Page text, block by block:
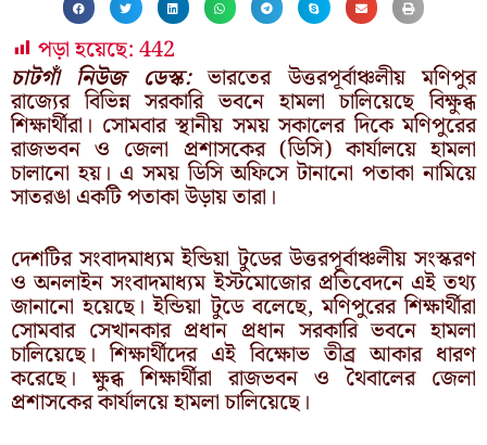
পড়া হয়েছে:442
চাটগাঁ নিউজ ডেস্ক:ভারতের উত্তরপূর্বাঞ্চলীয় মণিপুর
রাজ্যের বিভিন্ন সরকারি ভবনে হামলা চালিয়েছে বিক্ষুব্ধ
শিক্ষার্থীরা। সোমবার স্থানীয় সময় সকালের দিকে মণিপুরের
রাজভবন ও জেলা প্রশাসকের (ডিসি) কার্যালয়ে হামলা
চালানো হয়। এ সময় ডিসি অফিসে টানানো পতাকা নামিয়ে
সাতরঙা একটি পতাকা উড়ায় তারা।
দেশটির সংবাদমাধ্যম ইন্ডিয়া টুডের উত্তরপূর্বাঞ্চলীয় সংস্করণ
ও অনলাইন সংবাদমাধ্যম ইস্টমোজোর প্রতিবেদনে এই তথ্য
জানানো হয়েছে। ইন্ডিয়া টুডে বলেছে, মণিপুরের শিক্ষার্থীরা
সোমবার সেখানকার প্রধান প্রধান সরকারি ভবনে হামলা
চালিয়েছে। শিক্ষার্থীদের এই বিক্ষোভ তীব্র আকার ধারণ
করেছে। ক্ষুব্ধ শিক্ষার্থীরা রাজভবন ও থৈবালের জেলা
প্রশাসকের কার্যালয়ে হামলা চালিয়েছে।